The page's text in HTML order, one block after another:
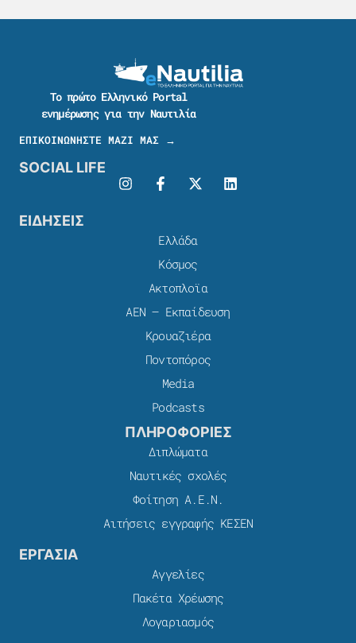
Το πρώτο Ελληνικό Portal
ενημέρωσης για την Ναυτιλία
ΕΠΙΚΟΙΝΩΝΗΣΤΕ ΜΑΖΙ ΜΑΣ →
SOCIAL LIFE
ΕΙΔΗΣΕΙΣ
Ελλάδα
Κόσμος
Ακτοπλοϊα
ΑΕΝ – Εκπαίδευση
Κρουαζιέρα
Ποντοπόρος
Media
Podcasts
ΠΛΗΡΟΦΟΡΙΕΣ
Διπλώματα
Ναυτικές σχολές
Φοίτηση Α.Ε.Ν.
Αιτήσεις εγγραφής ΚΕΣΕΝ
ΕΡΓΑΣΙΑ
Αγγελίες
Πακέτα Χρέωσης​
Λογαριασμός